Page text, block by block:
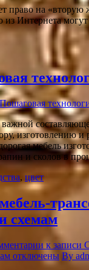
на «вторую
Интернета
важной
изготовлению и
мебель
и сколов в
, цвет
схемам
к записи
отключены By